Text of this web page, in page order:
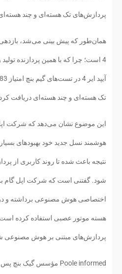
پردازش‌های تک هسته‌ای و چند
4 است؛ چرا که با همین پردازنده
تک هسته‌ای و چند هسته‌ای دریافت
این موضوع نشان می‌دهد که شرکت
هوشمند نسل جدید خود بهبودهای
شود. گفتنی است که شرکت اپل گام
پردازش‌های مبتنی بر هوش